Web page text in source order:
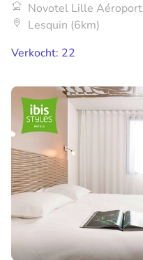
Novotel Lille Aéroport
Lesquin (6km)
Verkocht: 22